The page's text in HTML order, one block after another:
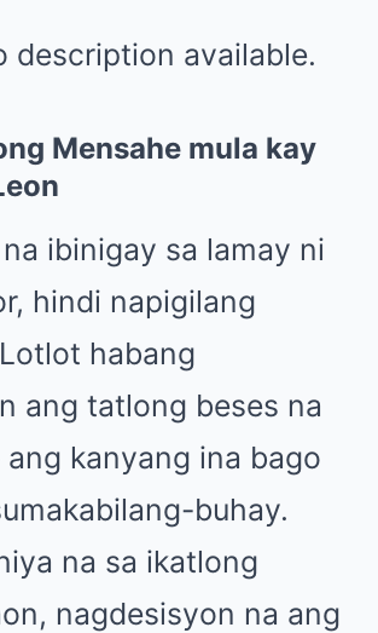
Mensahe mula kay
ibinigay sa lamay ni
hindi napigilang
habang
ang tatlong beses na
kanyang ina bago
buhay.
na sa ikatlong
nagdesisyon na ang